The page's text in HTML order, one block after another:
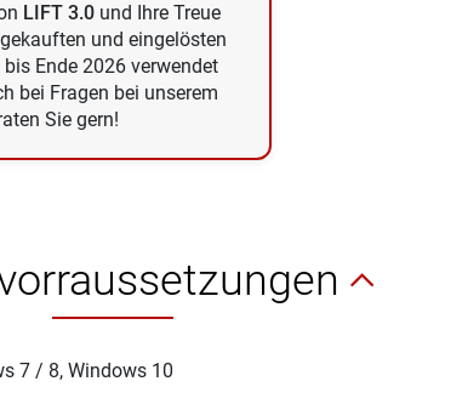
LIFT 3.0 und Ihre Treue
und eingelösten
Ende 2026 verwendet
bei Fragen bei unserem
Sie gern!
7 / 8, Windows 10